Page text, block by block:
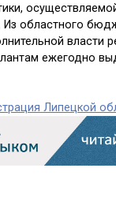
Из областного
власти
ежегодно
Липецкой